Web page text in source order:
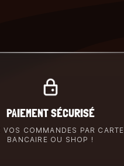
PAIEMENT SÉCURISÉ
VOS COMMANDES PAR CARTE
BANCAIRE OU SHOP !